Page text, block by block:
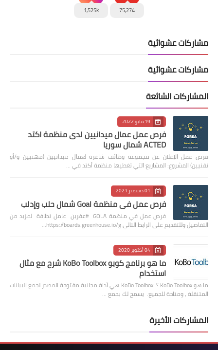
75,274
1,525k
مشاركات عشوائية
مشاركات عشوائية
المشاركات الشائعة
19 مايو 2022
فرص عمل عمال ميدانيين لدى منظمة اكتد
ACTED شمال سوريا
فرص عمل الإعلان عن مجموعة وظائف شاغرة لعمال ميدانيين (مهنيين و/أو
تقنيين) المشروع: المشاريع التي تغطيها منظمة أكتد في …
01 ديسمبر 2021
فرص عمل في منظمة Goal شمال حلب وإدلب
فرص عمل في منظمة GOLA #عفرين عامل نظافة لمزيد من
التفاصيل وللتقديم على الرابط التالي https://boards.greenhouse.io/g…
04 أكتوبر 2020
ما هو برنامج كوبو KoBo Toolbox شرح مع مثال
استخدام
ما هو KoBo Toolbox ؟ KoBo Toolbox هي أداة مجانية مفتوحة المصدر لجمع البيانات
المتنقلة ، ومتاحة للجميع. يسمح لك بجمع …
المشاركات الأخيرة